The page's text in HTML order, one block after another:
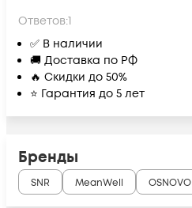
Ответов:1
✅ В наличии
🚚 Доставка по РФ
🔥 Скидки до 50%
⭐ Гарантия до 5 лет
Бренды
SNR MeanWell OSNOVO